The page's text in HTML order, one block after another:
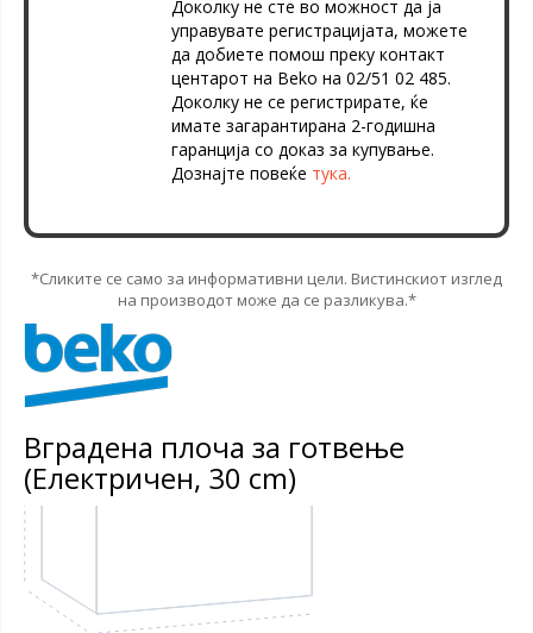
Доколку не сте во можност да ја
управувате регистрацијата, можете
да добиете помош преку контакт
центарот на Beko на 02/51 02 485.
Доколку не се регистрирате, ќе
имате загарантирана 2-годишна
гаранција со доказ за купување.
Дознајте повеќе тука.
*Сликите се само за информативни цели. Вистинскиот изглед
на производот може да се разликува.*
Вградена плоча за готвење
(Електричен, 30 cm)